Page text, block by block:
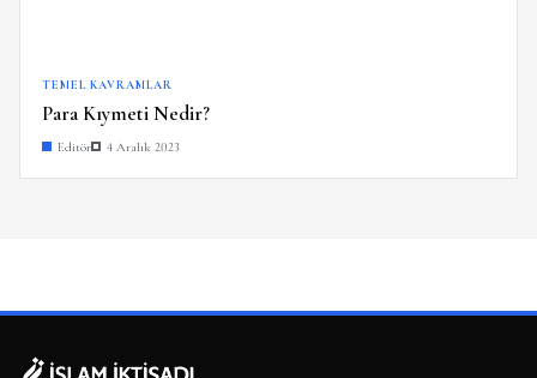
TEMEL KAVRAMLAR
Para Kıymeti Nedir?
Editör 4 Aralık 2023